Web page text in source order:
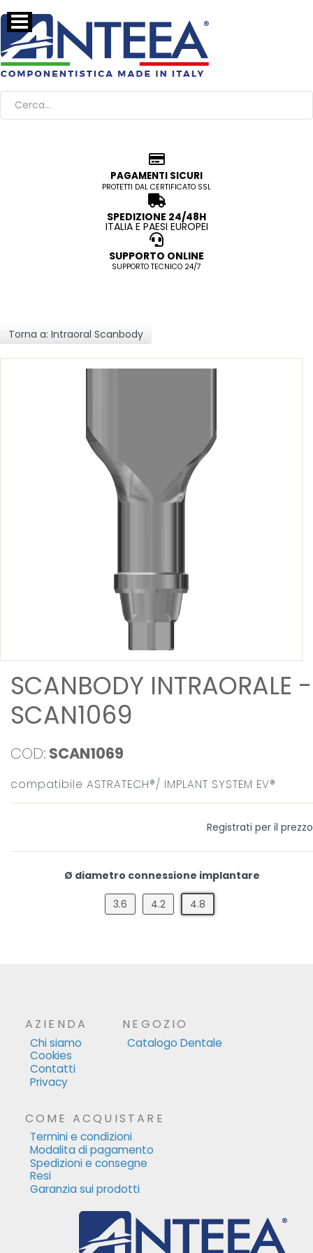
PAGAMENTI SICURI
PROTETTI DAL CERTIFICATO SSL
SPEDIZIONE 24/48H
ITALIA E PAESI EUROPEI
SUPPORTO ONLINE
SUPPORTO TECNICO 24/7
Torna a: Intraoral Scanbody
SCANBODY INTRAORALE -
SCAN1069
COD: SCAN1069
compatibile ASTRATECH®/ IMPLANT SYSTEM EV®
Registrati per il prezzo
Ø diametro connessione implantare
3.6 4.2 4.8
AZIENDA
Chi siamo
Cookies
Contatti
Privacy
NEGOZIO
Catalogo Dentale
COME ACQUISTARE
Termini e condizioni
Modalita di pagamento
Spedizioni e consegne
Resi
Garanzia sui prodotti